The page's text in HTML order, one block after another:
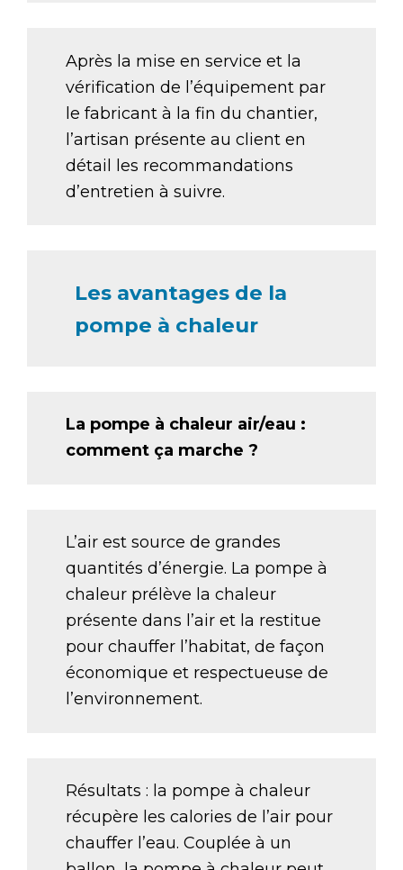
Après la mise en service et la
vérification de l’équipement par
le fabricant à la fin du chantier,
l’artisan présente au client en
détail les recommandations
d’entretien à suivre.
Les avantages de la
pompe à chaleur
La pompe à chaleur air/eau :
comment ça marche ?
L’air est source de grandes
quantités d’énergie. La pompe à
chaleur prélève la chaleur
présente dans l’air et la restitue
pour chauffer l’habitat, de façon
économique et respectueuse de
l’environnement.
Résultats : la pompe à chaleur
récupère les calories de l’air pour
chauffer l’eau. Couplée à un